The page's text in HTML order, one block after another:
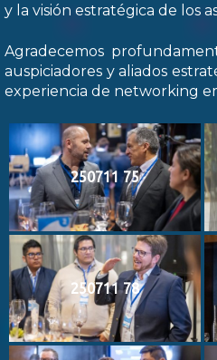
y la visión estratégica de los
Agradecemos
auspiciadores y aliados
experiencia de networking
250711 75
250711 78